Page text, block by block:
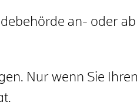
an- oder
Nur wenn Sie